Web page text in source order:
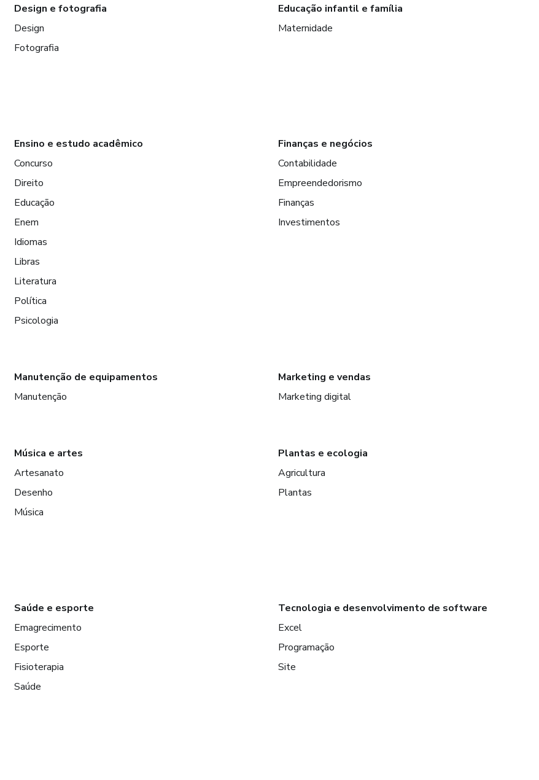
Design e fotografia
Design
Fotografia
Educação infantil e família
Maternidade
Ensino e estudo acadêmico
Concurso
Direito
Educação
Enem
Idiomas
Libras
Literatura
Política
Psicologia
Finanças e negócios
Contabilidade
Empreendedorismo
Finanças
Investimentos
Manutenção de equipamentos
Manutenção
Marketing e vendas
Marketing digital
Música e artes
Artesanato
Desenho
Música
Plantas e ecologia
Agricultura
Plantas
Saúde e esporte
Emagrecimento
Esporte
Fisioterapia
Saúde
Tecnologia e desenvolvimento de software
Excel
Programação
Site